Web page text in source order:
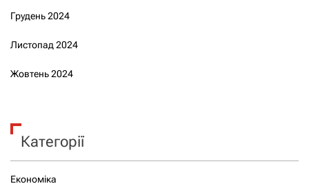
Грудень 2024
Листопад 2024
Жовтень 2024
Категорії
Економіка